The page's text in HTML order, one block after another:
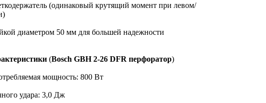
(одинаковый крутящий момент при левом/
диаметром 50 мм для большей надежности
(Bosch GBH 2-26 DFR перфоратор)
мощность: 800 Вт
удара: 3,0 Дж